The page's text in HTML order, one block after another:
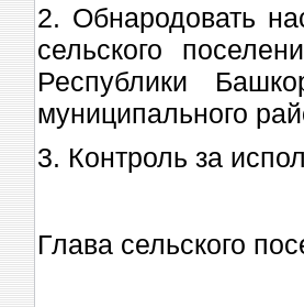
2. Обнародовать
сельского
Республики
муниципального
3. Контроль за
Глава